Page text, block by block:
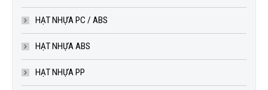
HẠT NHỰA PC / ABS
HẠT NHỰA ABS
HẠT NHỰA PP